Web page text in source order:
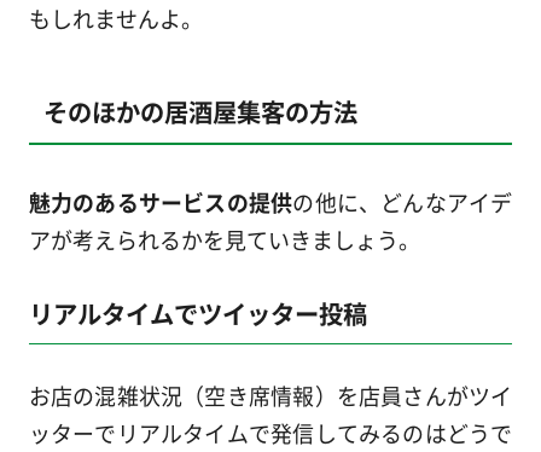
もしれませんよ。
そのほかの居酒屋集客の方法
魅力のあるサービスの提供の他に、どんなアイデ
アが考えられるかを見ていきましょう。
リアルタイムでツイッター投稿
お店の混雑状況（空き席情報）を店員さんがツイ
ッターでリアルタイムで発信してみるのはどうで